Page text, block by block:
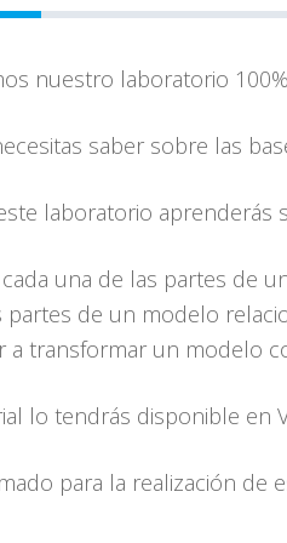
nuestro laboratorio
saber sobre las
laboratorio aprenderás
una de las partes de
partes de un modelo
a transformar un modelo
lo tendrás disponible en
para la realización de